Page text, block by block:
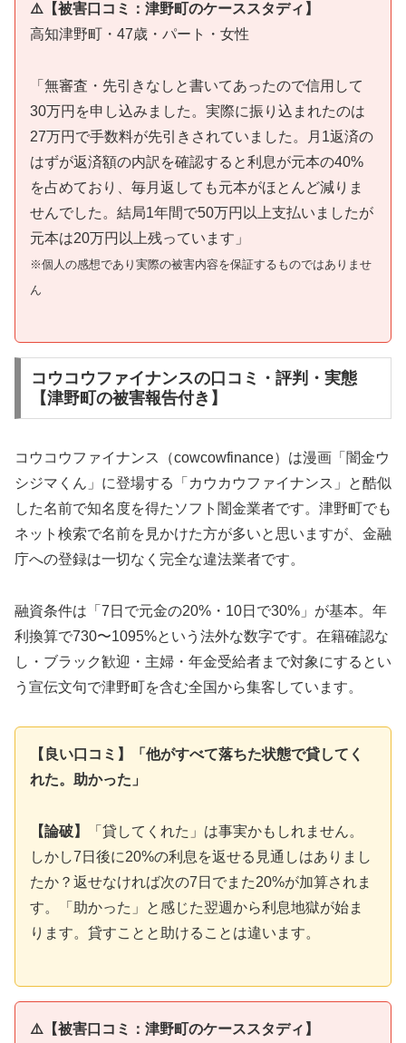
⚠️【被害口コミ：津野町のケーススタディ】
高知津野町・47歳・パート・女性
「無審査・先引きなしと書いてあったので信用して
30万円を申し込みました。実際に振り込まれたのは
27万円で手数料が先引きされていました。月1返済の
はずが返済額の内訳を確認すると利息が元本の40%
を占めており、毎月返しても元本がほとんど減りま
せんでした。結局1年間で50万円以上支払いましたが
元本は20万円以上残っています」
※個人の感想であり実際の被害内容を保証するものではありませ
ん
コウコウファイナンスの口コミ・評判・実態
【津野町の被害報告付き】
コウコウファイナンス（cowcowfinance）は漫画「闇金ウ
シジマくん」に登場する「カウカウファイナンス」と酷似
した名前で知名度を得たソフト闇金業者です。津野町でも
ネット検索で名前を見かけた方が多いと思いますが、金融
庁への登録は一切なく完全な違法業者です。
融資条件は「7日で元金の20%・10日で30%」が基本。年
利換算で730〜1095%という法外な数字です。在籍確認な
し・ブラック歓迎・主婦・年金受給者まで対象にするとい
う宣伝文句で津野町を含む全国から集客しています。
【良い口コミ】「他がすべて落ちた状態で貸してく
れた。助かった」
【論破】
「貸してくれた」は事実かもしれません。
しかし7日後に20%の利息を返せる見通しはありまし
たか？返せなければ次の7日でまた20%が加算されま
す。「助かった」と感じた翌週から利息地獄が始ま
ります。貸すことと助けることは違います。
⚠️【被害口コミ：津野町のケーススタディ】